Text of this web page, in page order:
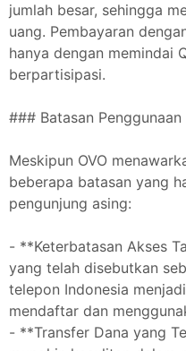
jumlah besar, sehingga
uang. Pembayaran
hanya dengan memindai
berpartisipasi.
### Batasan
Meskipun OVO
beberapa batasan yang
pengunjung asing:
- **Keterbatasan Akses
yang telah disebutkan
telepon Indonesia
mendaftar dan
- **Transfer Dana yang